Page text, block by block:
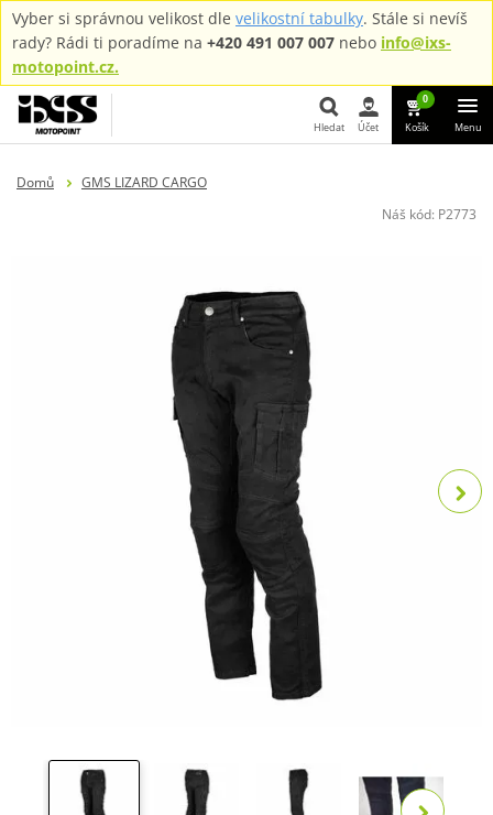
Vyber si správnou velikost dle velikostní tabulky. Stále si nevíš
rady? Rádi ti poradíme na +420 491 007 007 nebo info@ixs-
motopoint.cz.
Hledat Účet
0
Košík Menu
Domů
GMS LIZARD CARGO
Náš kód: P2773